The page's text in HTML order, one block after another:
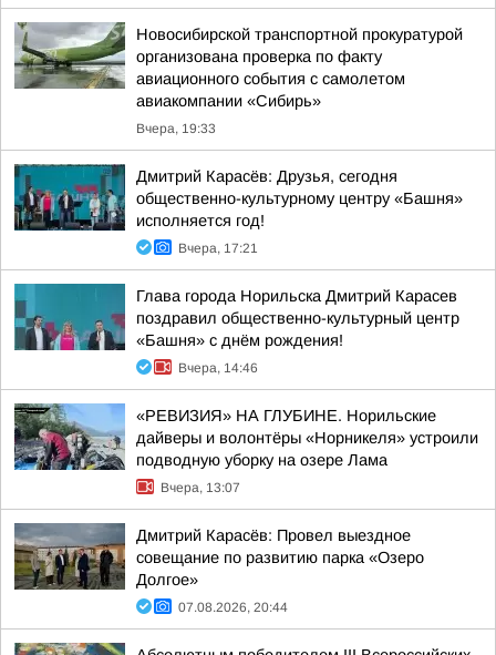
Новосибирской транспортной прокуратурой
организована проверка по факту
авиационного события с самолетом
авиакомпании «Сибирь»
Вчера, 19:33
Дмитрий Карасёв: Друзья, сегодня
общественно-культурному центру «Башня»
исполняется год!
Вчера, 17:21
Глава города Норильска Дмитрий Карасев
поздравил общественно-культурный центр
«Башня» с днём рождения!
Вчера, 14:46
«РЕВИЗИЯ» НА ГЛУБИНЕ. Норильские
дайверы и волонтёры «Норникеля» устроили
подводную уборку на озере Лама
Вчера, 13:07
Дмитрий Карасёв: Провел выездное
совещание по развитию парка «Озеро
Долгое»
07.08.2026, 20:44